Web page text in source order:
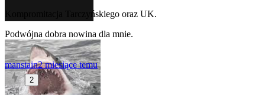
Kompromitacja Tarczyńskiego oraz UK.
Podwójna dobra nowina dla mnie.
manstain2 miesiące temu
2